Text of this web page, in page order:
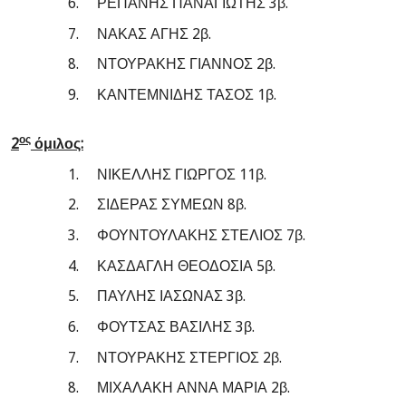
7. ΝΑΚΑΣ ΑΓΗΣ 2β.
8.
ΝΤΟΥΡΑΚΗΣ ΓΙΑΝΝΟΣ 2β.
9. ΚΑΝΤΕΜΝΙΔΗΣ ΤΑΣΟΣ 1β.
2οςόμιλος:
1. ΝΙΚΕΛΛΗΣ ΓΙΩΡΓΟΣ 11β.
2. ΣΙΔΕΡΑΣ ΣΥΜΕΩΝ 8β.
3. ΦΟΥΝΤΟΥΛΑΚΗΣ ΣΤΕΛΙΟΣ 7β.
4. ΚΑΣΔΑΓΛΗ ΘΕΟΔΟΣΙΑ 5β.
5.
ΠΑΥΛΗΣ ΙΑΣΩΝΑΣ 3β.
6. ΦΟΥΤΣΑΣ ΒΑΣΙΛΗΣ 3β.
7. ΝΤΟΥΡΑΚΗΣ ΣΤΕΡΓΙΟΣ 2β.
8.
ΜΙΧΑΛΑΚΗ ΑΝΝΑ ΜΑΡΙΑ 2β.